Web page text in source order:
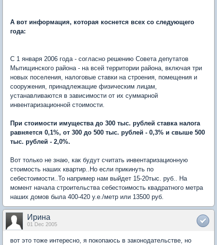
А вот информация, которая коснется всех со следующего
года:
С 1 января 2006 года - согласно решению Совета депутатов
Мытищинского района - на всей территории района, включая три
новых поселения, налоговые ставки на строения, помещения и
сооружения, принадлежащие физическим лицам,
устанавливаются в зависимости от их суммарной
инвентаризационной стоимости.
При стоимости имущества до 300 тыс. рублей ставка налога
равняется 0,1%, от 300 до 500 тыс. рублей - 0,3% и свыше 500
тыс. рублей - 2,0%.
Вот только не знаю, как будут считать инвентаризационную
стоимость наших квартир..Но если прикинуть по
себестоимости..То например нам выйдет 15-20тыс. руб.. На
момент начала строительства себестоимость квадратного метра
наших домов была 400-420 у.е./метр или 13500 руб.
Ирина
01 Dec 2005
вот это тоже интересно, я покопаюсь в законодательстве, но